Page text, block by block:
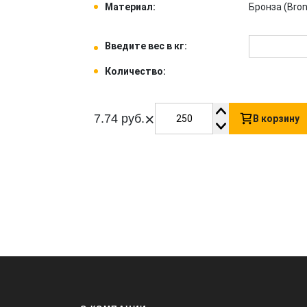
Материал:
Бронза
Введите вес в кг:
Количество:
7.74 руб.× В корзину